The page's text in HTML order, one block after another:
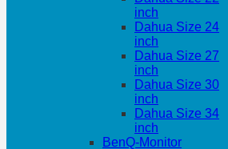
inch
Dahua Size 24
inch
Dahua Size 27
inch
Dahua Size 30
inch
Dahua Size 34
inch
BenQ-Monitor